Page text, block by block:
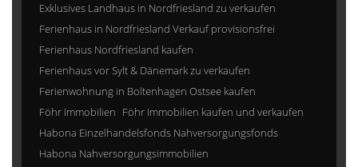
Exklusives Landhaus in Nordfriesland zu verkaufen
Ferienhaus in Nordfriesland Verkauf provisionsfrei
Ferienhaus Nordfriesland kaufen
Ferienhaus vor Sylt & Dänemark zu verkaufen
Ferienwohnung in Boltenhagen Ostsee kaufen
Föhr Immobilien Föhr Immobilien kaufen und verkaufen
Habona Einzelhandelsfonds Nahversorgungsfonds
Habona Nahversorgungsimmobilien